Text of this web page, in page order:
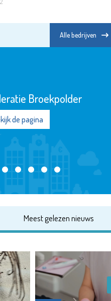
Alle bedrijven
Broekpolder
de pagina
Meest gelezen nieuws